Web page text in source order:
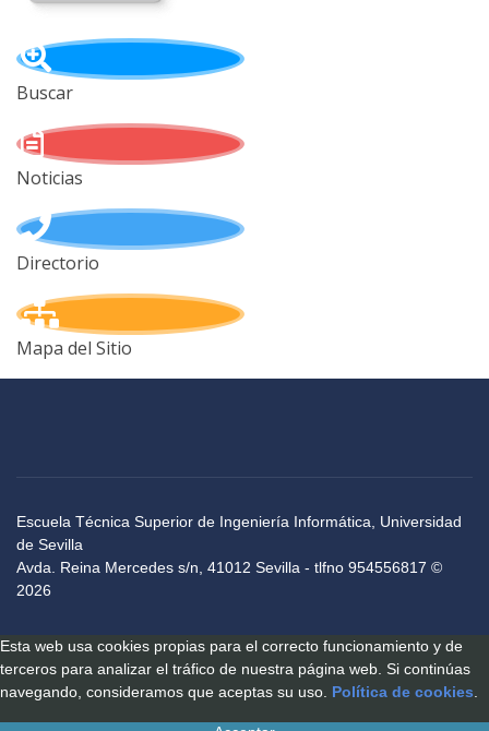
Buscar
Noticias
Directorio
Mapa del Sitio
Escuela Técnica Superior de Ingeniería Informática, Universidad
de Sevilla
Avda. Reina Mercedes s/n, 41012 Sevilla - tlfno 954556817 ©
2026
Esta web usa cookies propias para el correcto funcionamiento y de
terceros para analizar el tráfico de nuestra página web. Si continúas
navegando, consideramos que aceptas su uso. Política de cookies.